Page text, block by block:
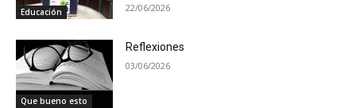
Educación 22/06/2026
Que bueno esto
Reflexiones
03/06/2026